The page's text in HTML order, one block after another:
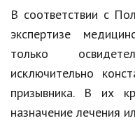
В соответствии с
экспертизе
только
исключительно
призывника. В их
назначение лечения